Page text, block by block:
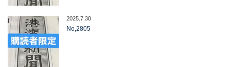
2025.7.30
No,2805